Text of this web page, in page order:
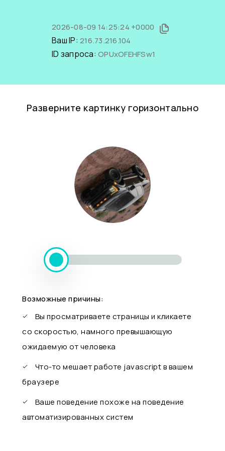
2026-08-09 14:25:24 +0000
Ваш IP: 216.73.216.104
ID запроса: OPUxOFEHFSw1
Разверните картинку горизонтально
Возможные причины:
Вы просматриваете страницы и кликаете
со скоростью, намного превышающую
ожидаемую от человека
Что-то мешает работе javascript в вашем
браузере
Ваше поведение похоже на поведение
автоматизированных систем